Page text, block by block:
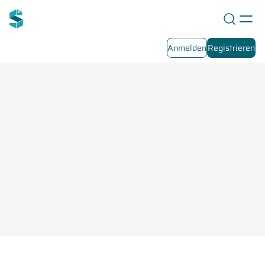
AnmeldenRegistrieren